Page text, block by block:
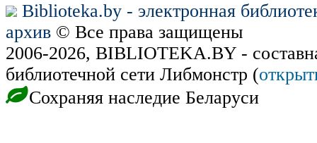
Biblioteka.by - электронная
архив © Все права защищены
2006-2026, BIBLIOTEKA.BY -
библиотечной сети Либмонстр (
Сохраняя наследие Беларуси